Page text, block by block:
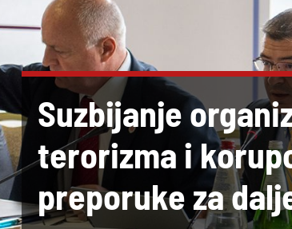
Suzbijanje
terorizma i
preporuke za